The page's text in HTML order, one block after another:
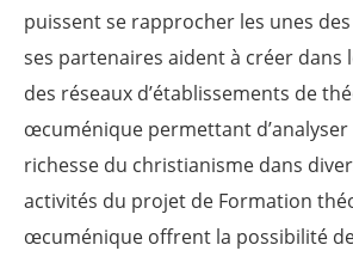
puissent se rapprocher les unes des
ses partenaires aident à créer dans
des réseaux d’établissements de
œcuménique permettant d’analyser
richesse du christianisme dans
activités du projet de Formation
œcuménique offrent la possibilité